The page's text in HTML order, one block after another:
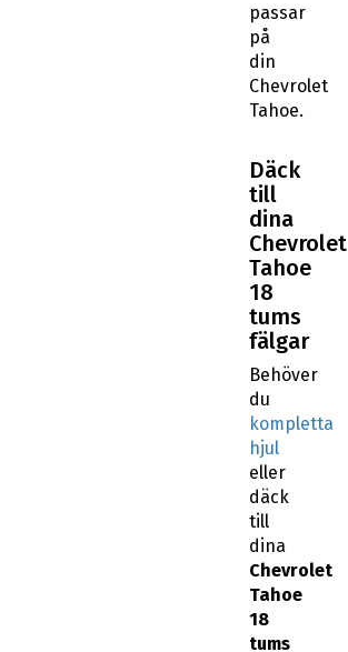
passar
på
din
Chevrolet
Tahoe.
Däck
till
dina
Chevrolet
Tahoe
18
tums
fälgar
Behöver
du
kompletta
hjul
eller
däck
till
dina
Chevrolet
Tahoe
18
tums